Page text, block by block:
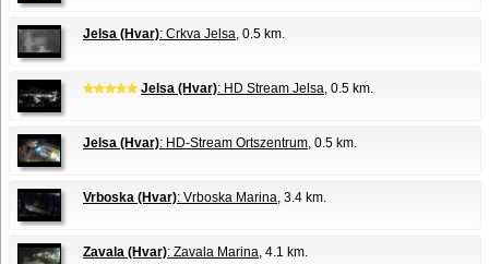
Jelsa (Hvar): Crkva Jelsa, 0.5 km.
Jelsa (Hvar): HD Stream Jelsa, 0.5 km.
Jelsa (Hvar): HD-Stream Ortszentrum, 0.5 km.
Vrboska (Hvar): Vrboska Marina, 3.4 km.
Zavala (Hvar): Zavala Marina, 4.1 km.